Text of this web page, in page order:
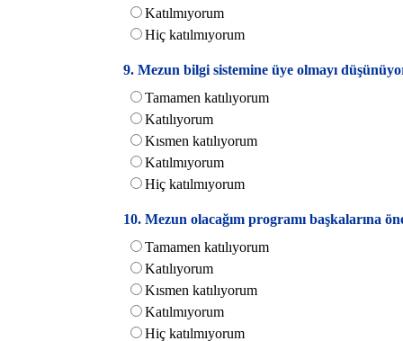
Katılmıyorum
Hiç katılmıyorum
9. Mezun bilgi sistemine üye olmayı
Tamamen katılıyorum
Katılıyorum
Kısmen katılıyorum
Katılmıyorum
Hiç katılmıyorum
10. Mezun olacağım programı başkalarına
Tamamen katılıyorum
Katılıyorum
Kısmen katılıyorum
Katılmıyorum
Hiç katılmıyorum